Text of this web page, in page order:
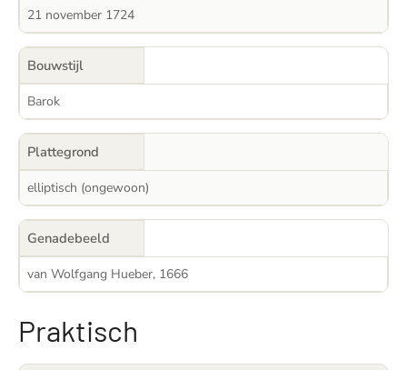
21 november 1724
Bouwstijl
Barok
Plattegrond
elliptisch (ongewoon)
Genadebeeld
van Wolfgang Hueber, 1666
Praktisch